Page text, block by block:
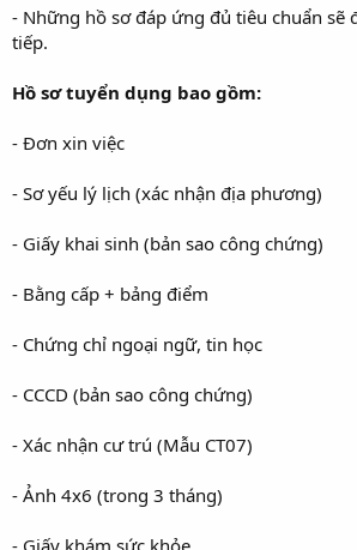
- Những hồ sơ đáp ứng đủ tiêu chuẩn sẽ
tiếp.
Hồ sơ tuyển dụng bao gồm:
- Đơn xin việc
- Sơ yếu lý lịch (xác nhận địa phương)
- Giấy khai sinh (bản sao công chứng)
- Bằng cấp + bảng điểm
- Chứng chỉ ngoại ngữ, tin học
- CCCD (bản sao công chứng)
- Xác nhận cư trú (Mẫu CT07)
- Ảnh 4x6 (trong 3 tháng)
- Giấy khám sức khỏe